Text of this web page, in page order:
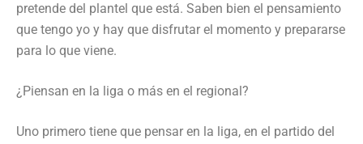
pretende del plantel que está. Saben bien el pensamiento
que tengo yo y hay que disfrutar el momento y prepararse
para lo que viene.
¿Piensan en la liga o más en el regional?
Uno primero tiene que pensar en la liga, en el partido del